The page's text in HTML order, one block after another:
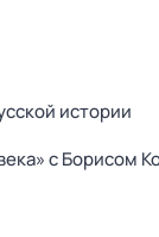
истории
с Борисом